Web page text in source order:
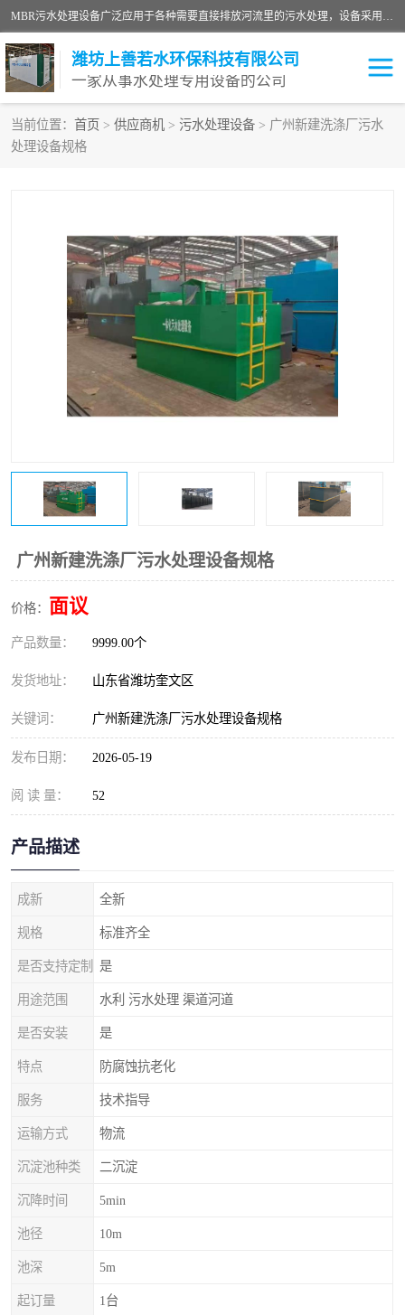
MBR污水处理设备广泛应用于各种需要直接排放河流里的污水处理，设备采用膜生物反应器（Membrane Bioreactor,简称MBR〕技术，取代了传统工艺中的二沉池，它可以*地进行固液分离，得到直接使用的稳定中水，又可在生物池内维持高浓度的微生物量，工艺剩余污泥少，极有效地去除氨氮，出水悬浮物和浊度接近于零，出水中细菌和病毒被大幅度去除，能耗低，占地面积小。
潍坊上善若水环保科技有限公司
一家从事水处理专用设备的公司
当前位置： 首页 > 供应商机 > 污水处理设备 > 广州新建洗涤厂污水
处理设备规格
广州新建洗涤厂污水处理设备规格
价格： 面议
产品数量： 9999.00个
发货地址： 山东省潍坊奎文区
关键词： 广州新建洗涤厂污水处理设备规格
发布日期： 2026-05-19
阅 读 量： 52
产品描述
成新 全新
规格 标准齐全
是否支持定制 是
用途范围 水利 污水处理 渠道河道
是否安装 是
特点 防腐蚀抗老化
服务 技术指导
运输方式 物流
沉淀池种类 二沉淀
沉降时间 5min
池径 10m
池深 5m
起订量 1台
污水处理设备
洗涤污水处理设备 实验室污水处理设备
诊所门诊污水处理设备 臭氧消毒设备
养殖污水处理设备 屠宰污水处理设备
一体化污水处理设备 食品制造业污水处理设备
医院辐射污水衰变池